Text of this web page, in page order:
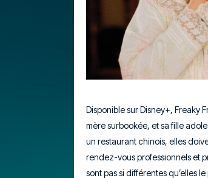
Disponible sur Disney+, Freaky
mère surbookée, et sa fille
un restaurant chinois, elles
rendez-vous professionnels et
sont pas si différentes qu’elles